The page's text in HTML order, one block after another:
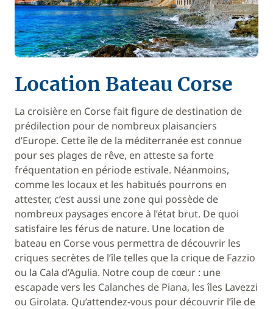
Location Bateau Corse
La croisière en Corse fait figure de destination de
prédilection pour de nombreux plaisanciers
d’Europe. Cette île de la méditerranée est connue
pour ses plages de rêve, en atteste sa forte
fréquentation en période estivale. Néanmoins,
comme les locaux et les habitués pourrons en
attester, c’est aussi une zone qui possède de
nombreux paysages encore à l’état brut. De quoi
satisfaire les férus de nature. Une location de
bateau en Corse vous permettra de découvrir les
criques secrètes de l’île telles que la crique de Fazzio
ou la Cala d’Agulia. Notre coup de cœur : une
escapade vers les Calanches de Piana, les îles Lavezzi
ou Girolata. Qu’attendez-vous pour découvrir l’île de